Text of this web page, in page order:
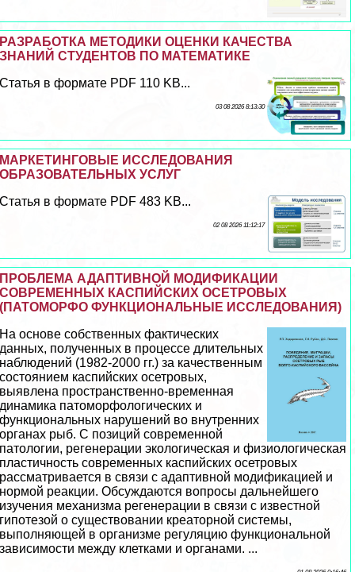
РАЗРАБОТКА МЕТОДИКИ ОЦЕНКИ КАЧЕСТВА
ЗНАНИЙ СТУДЕНТОВ ПО МАТЕМАТИКЕ
Статья в формате PDF 110 KB...
03 08 2026 8:13:30
МАРКЕТИНГОВЫЕ ИССЛЕДОВАНИЯ
ОБРАЗОВАТЕЛЬНЫХ УСЛУГ
Статья в формате PDF 483 KB...
02 08 2026 11:12:17
ПРОБЛЕМА АДАПТИВНОЙ МОДИФИКАЦИИ
СОВРЕМЕННЫХ КАСПИЙСКИХ ОСЕТРОВЫХ
(ПАТОМОРФО ФУНКЦИОНАЛЬНЫЕ ИССЛЕДОВАНИЯ)
На основе собственных фактических
данных, полученных в процессе длительных
наблюдений (1982-2000 гг.) за качественным
состоянием каспийских осетровых,
выявлена прострaнcтвенно-временная
динамика патоморфологических и
функциональных нарушений во внутренних
органах рыб. С позиций современной
патологии, регенерации экологическая и физиологическая
пластичность современных каспийских осетровых
рассматривается в связи с адаптивной модификацией и
нормой реакции. Обсуждаются вопросы дальнейшего
изучения механизма регенерации в связи с известной
гипотезой о существовании креаторной системы,
выполняющей в организме регуляцию функциональной
зависимости между клетками и органами. ...